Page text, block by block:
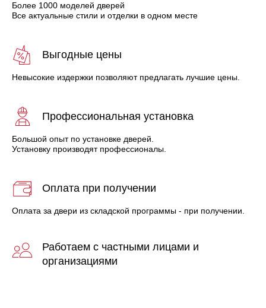
Более 1000 моделей дверей
Все актуальные стили и отделки в одном месте
Выгодные цены
Невысокие издержки позволяют предлагать лучшие цены.
Профессиональная установка
Большой опыт по установке дверей.
Установку производят профессионалы.
Оплата при получении
Оплата за двери из складской программы - при получении.
Работаем с частными лицами и
организациями